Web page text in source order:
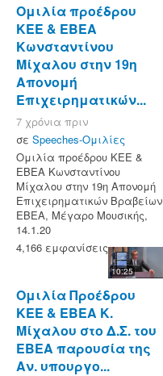
Ομιλία προέδρου
ΚΕΕ & ΕΒΕΑ
Κωνσταντίνου
Μίχαλου στην 19η
Απονομή
Επιχειρηματικών...
7 χρόνια πριν
σε Speeches-Ομιλίες
Ομιλία προέδρου ΚΕΕ &
ΕΒΕΑ Κωνσταντίνου
Μίχαλου στην 19η Απονομή
Επιχειρηματικών Βραβείων
ΕΒΕΑ, Μέγαρο Μουσικής,
14.1.20
4,166 εμφανίσεις
10:25
Ομιλία Προέδρου
ΚΕΕ & ΕΒΕΑ Κ.
Μίχαλου στο Δ.Σ. του
ΕΒΕΑ παρουσία της
Αν. υπουργο...